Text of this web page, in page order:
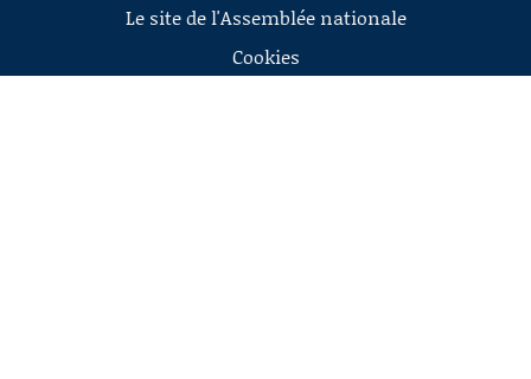
Le site de l'Assemblée nationale
Cookies